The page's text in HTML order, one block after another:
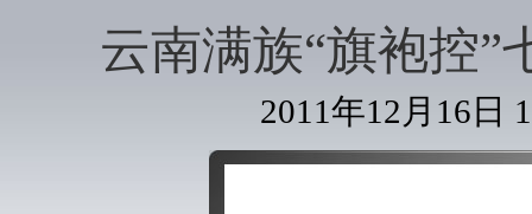
云南满族“旗袍控”
2011年12月16